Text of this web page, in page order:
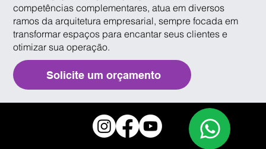
competências complementares, atua em diversos
ramos da arquitetura empresarial, sempre focada em
transformar espaços para encantar seus clientes e
otimizar sua operação.
Solicite um orçamento